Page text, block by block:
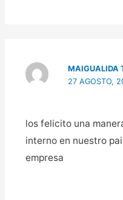
MAIGUALIDA
27 AGOSTO,
los felicito una
interno en nuestro
empresa